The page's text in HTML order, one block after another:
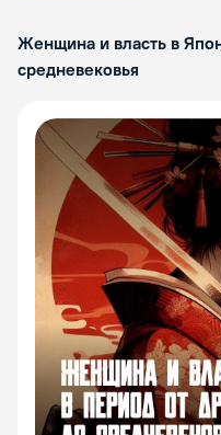
Женщина и власть в
средневековья